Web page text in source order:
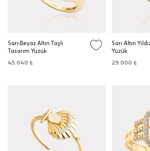
Sarı-Beyaz Altın Taşlı
Tasarım Yüzük
45.040 ₺
Sarı Altın
Yüzük
29.000 ₺